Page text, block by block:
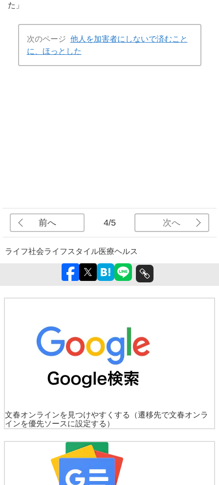
た」
次のページ 他人を加害者にしないで済むこと
に、ほっとした
前へ 4/5 次へ
ライフ社会ライフスタイル医療ヘルス
文春オンラインを見つけやすくする
（遷移先で文春オンラ
インを優先ソースに設定する）